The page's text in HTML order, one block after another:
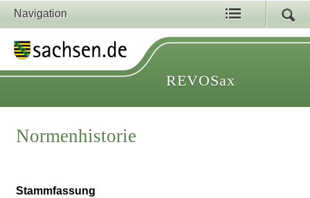
Navigation
REVOSax
Normenhistorie
Stammfassung